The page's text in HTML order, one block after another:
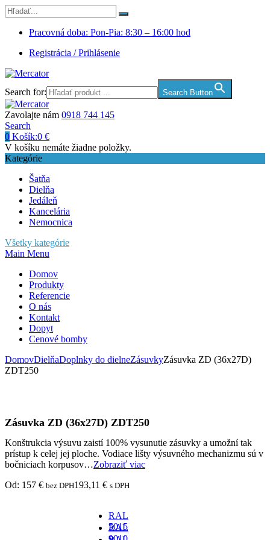
Pracovná doba: Pon-Pia: 8:30 – 16:00 hod
Registrácia / Prihlásenie
Search for: Search Button
Zavolajte nám 0918 744 145
Search
0 Košík:0 €
V košíku nemáte žiadne položky.
Kategórie
Šatňa
Dielňa
Jedáleň
Kancelária
Nemocnica
Všetky kategórie
Main Menu
Domov
Produkty
Referencie
O nás
Kontakt
Dopyt
Cenové bomby
DomovDielňaDoplnky do dielneZásuvkyZásuvka ZD (36x27D)
ZDT250
Zásuvka ZD (36x27D) ZDT250
Konštrukcia výsuvu zaistí 100% vysunutie zásuvky a umožní tak
prístup k celej jej ploche. Vodiace lišty výsuvného mechanizmu sú v
bočniciach korpusov…Zobraziť viac
Od: 157 € bez DPH193,11 € s DPH
RAL
5015
-
RAL